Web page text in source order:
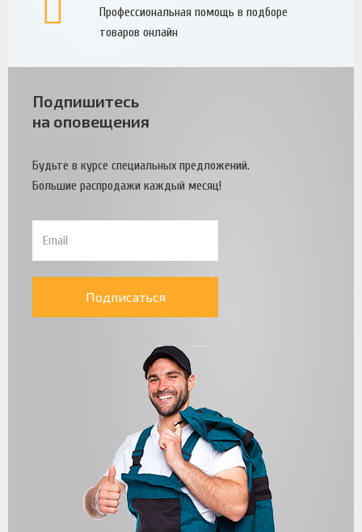
Профессиональная помощь в подборе
товаров онлайн
Подпишитесь
на оповещения
Будьте в курсе специальных предложений.
Большие распродажи каждый месяц!
Подписаться